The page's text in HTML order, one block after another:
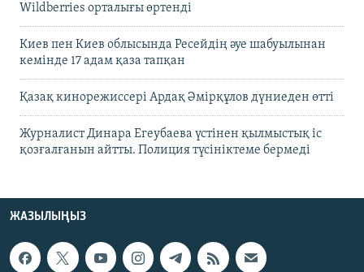
Wildberries орталығы өртенді
Киев пен Киев облысында Ресейдің әуе шабуылынан
кемінде 17 адам қаза тапқан
Қазақ кинорежиссері Ардақ Әмірқұлов дүниеден өтті
Журналист Динара Егеубаева үстінен қылмыстық іс
қозғалғанын айтты. Полиция түсініктеме бермеді
ЖАЗЫЛЫҢЫЗ